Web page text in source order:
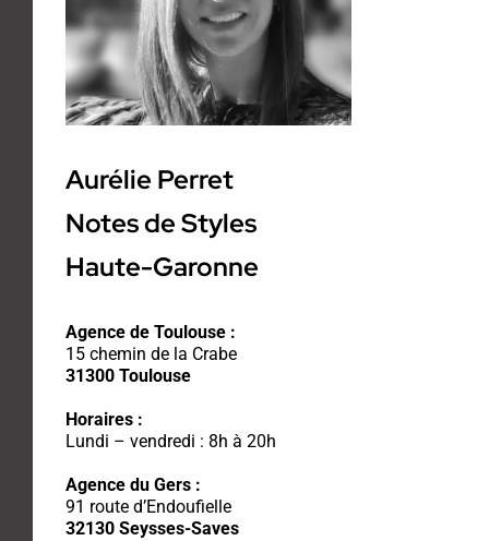
Aurélie Perret
Notes de Styles
Haute-Garonne
Agence de Toulouse :
15 chemin de la Crabe
31300 Toulouse
Horaires :
Lundi – vendredi : 8h à 20h
Agence du Gers :
91 route d’Endoufielle
32130 Seysses-Saves